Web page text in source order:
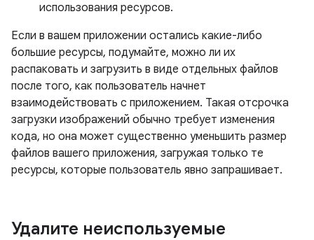
использования ресурсов.
Если в вашем приложении остались какие-либо
большие ресурсы, подумайте, можно ли их
распаковать и загрузить в виде отдельных файлов
после того, как пользователь начнет
взаимодействовать с приложением. Такая отсрочка
загрузки изображений обычно требует изменения
кода, но она может существенно уменьшить размер
файлов вашего приложения, загружая только те
ресурсы, которые пользователь явно запрашивает.
Удалите неиспользуемые